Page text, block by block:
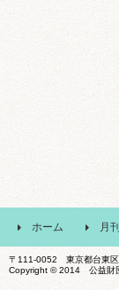
ホーム 月
〒111-0052 東京都台東
Copyright © 2014 公益財